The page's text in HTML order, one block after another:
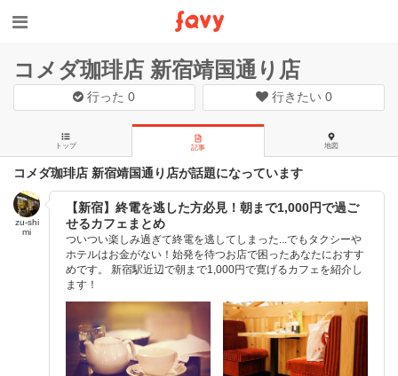
コメダ珈琲店 新宿靖国通り店
行った0 行きたい 0
トップ 記事 地図
コメダ珈琲店 新宿靖国通り店が話題になっています
zu-shi
mi
【新宿】終電を逃した方必見！朝まで1,000円で過ご
せるカフェまとめ
ついつい楽しみ過ぎて終電を逃してしまった...でもタクシーや
ホテルはお金がない！始発を待つお店で困ったあなたにおすす
めです。 新宿駅近辺で朝まで1,000円で寛げるカフェを紹介し
ます！